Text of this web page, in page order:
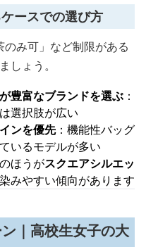
ースでの選び方
のみ可」など制限がある
しょう。
豊富なブランドを選ぶ ：
選択肢が広い
ンを優先：機能性バッグ
いるモデルが多い
ほうがスクエアシルエッ
みやすい傾向があります
｜高校生女子の大